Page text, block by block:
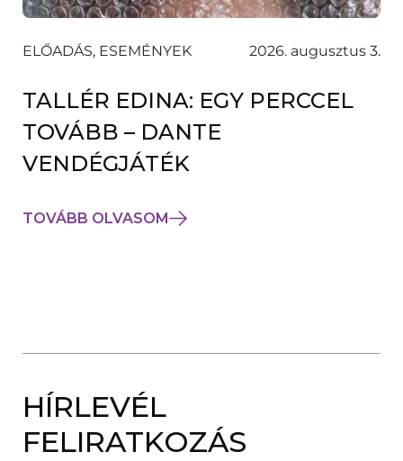
ELŐADÁS, ESEMÉNYEK 2026. augusztus 3.
TALLÉR EDINA: EGY PERCCEL
TOVÁBB – DANTE
VENDÉGJÁTÉK
TOVÁBB OLVASOM
HÍRLEVÉL
FELIRATKOZÁS